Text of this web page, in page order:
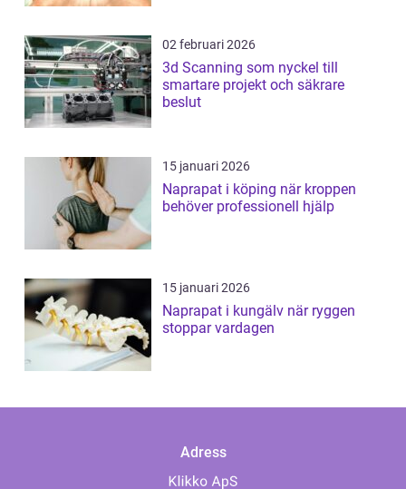
02 februari 2026
3d Scanning som nyckel till
smartare projekt och säkrare
beslut
15 januari 2026
Naprapat i köping när kroppen
behöver professionell hjälp
15 januari 2026
Naprapat i kungälv när ryggen
stoppar vardagen
Adress